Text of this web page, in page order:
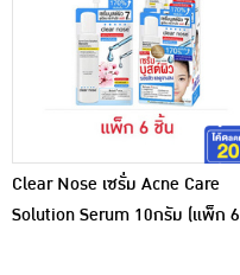
Clear Nose เซรั่ม Acne Care
Solution Serum 10กรัม (แพ็ก 6